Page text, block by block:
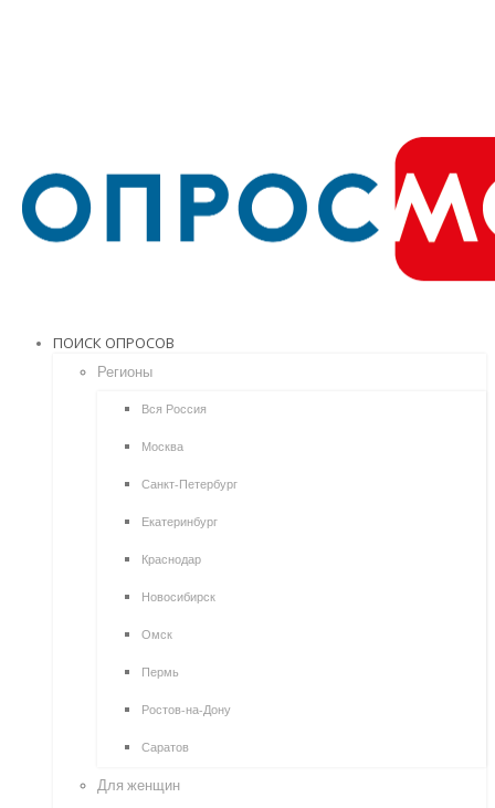
ПОИСК ОПРОСОВ
Регионы
Вся Россия
Москва
Санкт-Петербург
Екатеринбург
Краснодар
Новосибирск
Омск
Пермь
Ростов-на-Дону
Саратов
Для женщин